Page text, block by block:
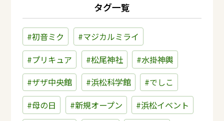
タグ一覧
#初音ミク
#マジカルミライ
#プリキュア
#松尾神社
#水掛神輿
#ザザ中央館
#浜松科学館
#でしこ
#母の日
#新規オープン
#浜松イベント